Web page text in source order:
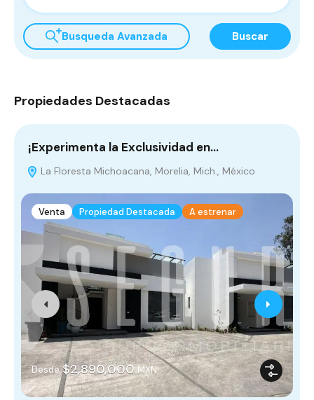
Busqueda Avanzada Buscar
Propiedades Destacadas
¡Experimenta la Exclusividad en…
La Floresta Michoacana, Morelia, Mich., México
Venta Propiedad Destacada A estrenar
Desde $2,890,000 MXN